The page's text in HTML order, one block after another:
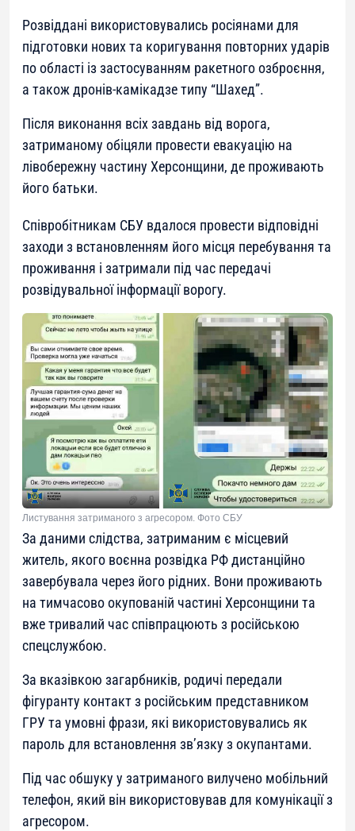
Розвіддані використовувались росіянами для
підготовки нових та коригування повторних ударів
по області із застосуванням ракетного озброєння,
а також дронів-камікадзе типу “Шахед”.
Після виконання всіх завдань від ворога,
затриманому обіцяли провести евакуацію на
лівобережну частину Херсонщини, де проживають
його батьки.
Співробітникам СБУ вдалося провести відповідні
заходи з встановленням його місця перебування та
проживання і затримали під час передачі
розвідувальної інформації ворогу.
Листування затриманого з агресором. Фото СБУ
За даними слідства, затриманим є місцевий
житель, якого воєнна розвідка РФ дистанційно
завербувала через його рідних. Вони проживають
на тимчасово окупованій частині Херсонщини та
вже тривалий час співпрацюють з російською
спецслужбою.
За вказівкою загарбників, родичі передали
фігуранту контакт з російським представником
ГРУ та умовні фрази, які використовувались як
пароль для встановлення зв’язку з окупантами.
Під час обшуку у затриманого вилучено мобільний
телефон, який він використовував для комунікації з
агресором.